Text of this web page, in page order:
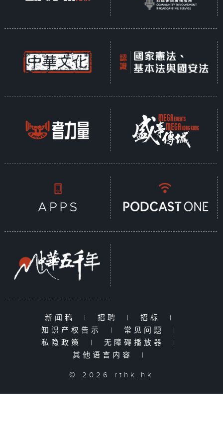
新闻稿 | 招聘 | 招标
|
知识产权告示
| 常见问题
|
私隐政策
| 无障碍播放器
|
其他语言内容
|
© 2026 rthk.hk